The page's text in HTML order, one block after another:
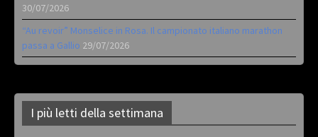
30/07/2026
“Au revoir” Monselice in Rosa. Il campionato italiano marathon
passa a Gallio 29/07/2026
I più letti della settimana